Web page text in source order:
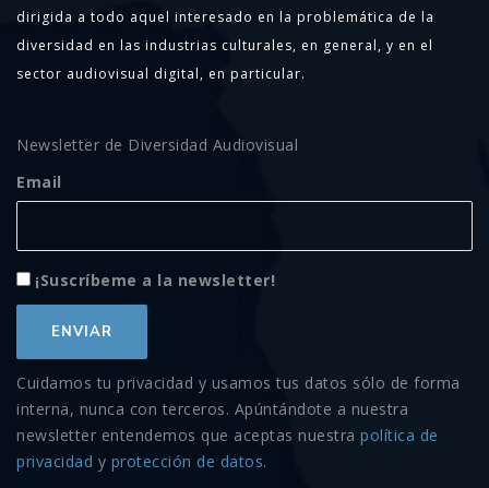
dirigida a todo aquel interesado en la problemática de la
diversidad en las industrias culturales, en general, y en el
sector audiovisual digital, en particular.
Newsletter de Diversidad Audiovisual
Email
¡Suscríbeme a la newsletter!
Cuidamos tu privacidad y usamos tus datos sólo de forma
interna, nunca con terceros. Apúntándote a nuestra
newsletter entendemos que aceptas nuestra política de
privacidad y protección de datos.